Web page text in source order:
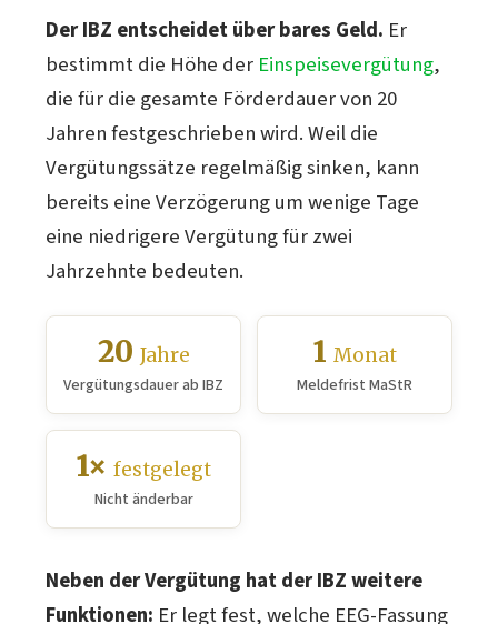
Der IBZ entscheidet über bares Geld. Er
bestimmt die Höhe der Einspeisevergütung,
die für die gesamte Förderdauer von 20
Jahren festgeschrieben wird. Weil die
Vergütungssätze regelmäßig sinken, kann
bereits eine Verzögerung um wenige Tage
eine niedrigere Vergütung für zwei
Jahrzehnte bedeuten.
20 Jahre
Vergütungsdauer ab IBZ
1 Monat
Meldefrist MaStR
1× festgelegt
Nicht änderbar
Neben der Vergütung hat der IBZ weitere
Funktionen: Er legt fest, welche EEG-Fassung